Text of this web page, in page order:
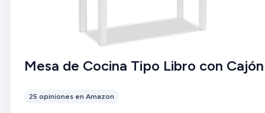
Mesa de Cocina Tipo Libro con Cajón
25 opiniones en Amazon